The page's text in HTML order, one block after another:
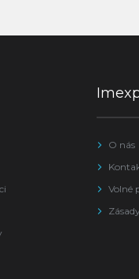
O nás
Volné